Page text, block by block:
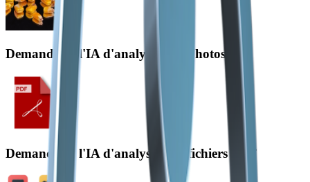
Demander à l'IA d'analyser vos photos
Demandez à l'IA d'analyser vos fichiers PDF